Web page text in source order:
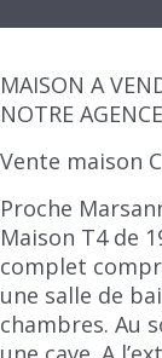
MAISON A
NOTRE
Vente maison
Proche
Maison T4 de
complet
une salle de
chambres. Au